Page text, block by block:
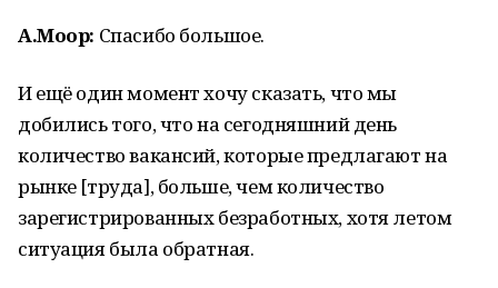
А.Моор: Спасибо большое.
И ещё один момент хочу сказать, что мы
добились того, что на сегодняшний день
количество вакансий, которые предлагают на
рынке [труда], больше, чем количество
зарегистрированных безработных, хотя летом
ситуация была обратная.